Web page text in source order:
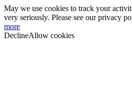
May we use cookies to track your
very seriously. Please see our privacy
more
DeclineAllow cookies